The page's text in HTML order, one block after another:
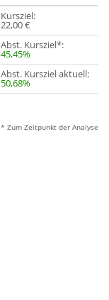
Kursziel:
22,00 €
Abst. Kursziel*:
45,45%
Abst. Kursziel aktuell:
50,68%
* Zum Zeitpunkt der Analyse